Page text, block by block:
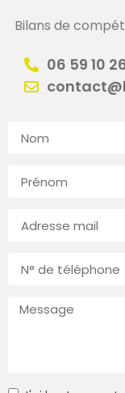
Bilans de
06 59 10